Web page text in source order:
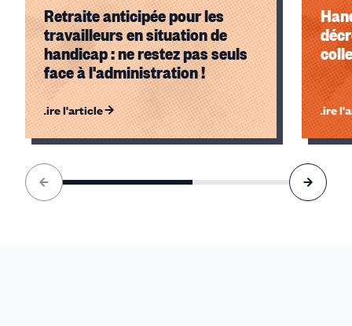
Retraite anticipée pour les
travailleurs en situation de
handicap : ne restez pas seuls
face à l'administration !
Lire l'article Lire